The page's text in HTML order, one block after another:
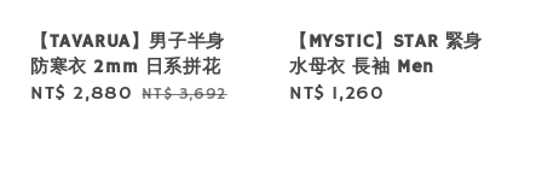
【TAVARUA】男子半身
防寒衣 2mm 日系拼花
Sale
NT$ 2,880 Regular
NT$ 3,692
【MYSTIC】STAR 緊身
水母衣 長袖 Men
Regular
NT$ 1,260